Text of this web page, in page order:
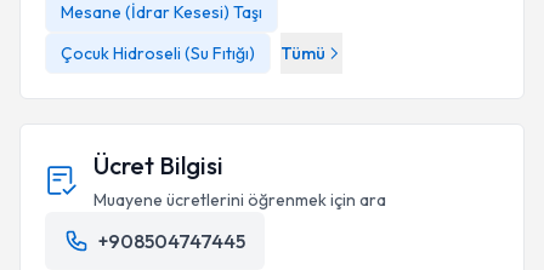
Mesane (İdrar Kesesi) Taşı
Çocuk Hidroseli (Su Fıtığı)
Tümü
Ücret Bilgisi
Muayene ücretlerini öğrenmek için ara
+908504747445